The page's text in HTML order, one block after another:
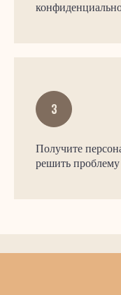
Получите
решить проблему